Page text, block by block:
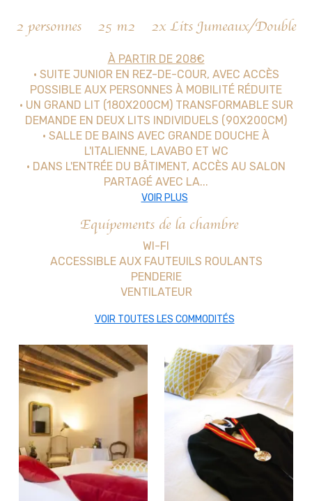
2 personnes 25 m2 2x Lits Jumeaux/Double
À PARTIR DE 208€
• SUITE JUNIOR EN REZ-DE-COUR, AVEC ACCÈS
POSSIBLE AUX PERSONNES À MOBILITÉ RÉDUITE
• UN GRAND LIT (180X200CM) TRANSFORMABLE SUR
DEMANDE EN DEUX LITS INDIVIDUELS (90X200CM)
• SALLE DE BAINS AVEC GRANDE DOUCHE À
L'ITALIENNE, LAVABO ET WC
• DANS L'ENTRÉE DU BÂTIMENT, ACCÈS AU SALON
PARTAGÉ AVEC LA...
VOIR PLUS
Equipements de la chambre
WI-FI
ACCESSIBLE AUX FAUTEUILS ROULANTS
PENDERIE
VENTILATEUR
VOIR TOUTES LES COMMODITÉS